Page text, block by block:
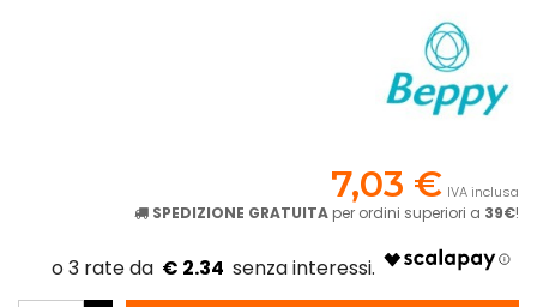
7,03 € IVA inclusa
SPEDIZIONE GRATUITA per ordini superiori a 39€!
€ 2.34